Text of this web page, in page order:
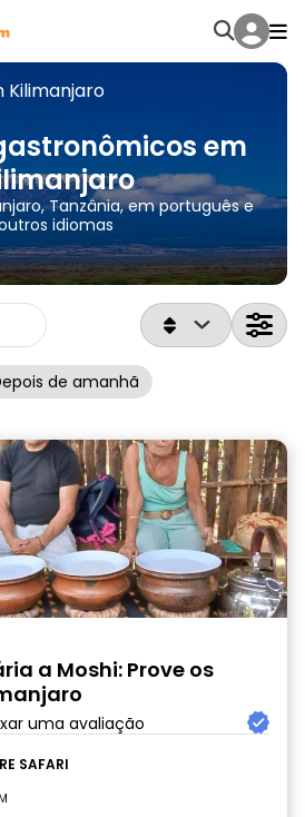
Kilimanjaro
em
Tanzânia, em português e
idiomas
de amanhã
a Moshi: Prove os
uma avaliação
SAFARI